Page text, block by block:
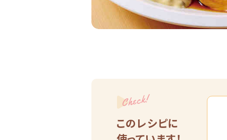
Check!
このレシピに